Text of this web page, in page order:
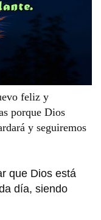
feliz y
porque Dios
y seguiremos
que Dios está
día, siendo